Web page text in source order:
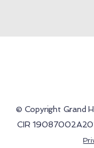
© Copyright Grand
CIR